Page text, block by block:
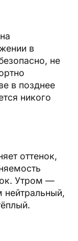
в
не
в позднее
никого
оттенок,
Утром —